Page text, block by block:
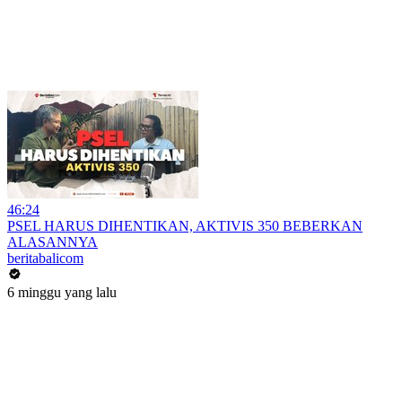
46:24
PSEL HARUS DIHENTIKAN, AKTIVIS 350 BEBERKAN
ALASANNYA
beritabalicom
6 minggu yang lalu